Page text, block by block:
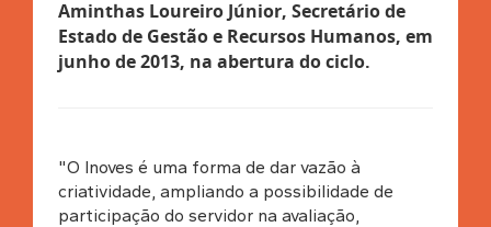
Aminthas Loureiro Júnior, Secretário de
Estado de Gestão e Recursos Humanos, em
junho de 2013, na abertura do ciclo.
"O Inoves é uma forma de dar vazão à
criatividade, ampliando a possibilidade de
participação do servidor na avaliação,